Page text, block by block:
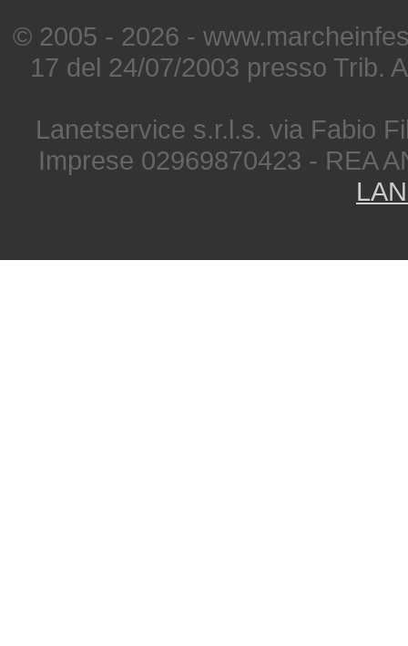
© 2005 - 2026 -
17 del 24/07/2003 presso Trib.
Lanetservice s.r.l.s. via Fabio
Imprese 02969870423 - REA